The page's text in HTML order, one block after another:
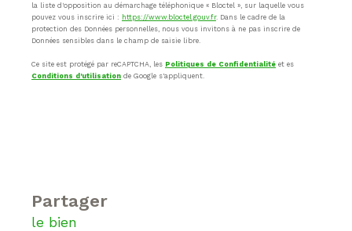
la liste d'opposition au démarchage téléphonique « Bloctel », sur laquelle vous
pouvez vous inscrire ici : https://www.bloctel.gouv.fr. Dans le cadre de la
protection des Données personnelles, nous vous invitons à ne pas inscrire de
Données sensibles dans le champ de saisie libre.
Ce site est protégé par reCAPTCHA, les Politiques de Confidentialité et es
Conditions d'utilisation de Google s'appliquent.
partager
le bien